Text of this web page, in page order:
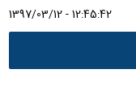
1397/03/12 - 12:45:42